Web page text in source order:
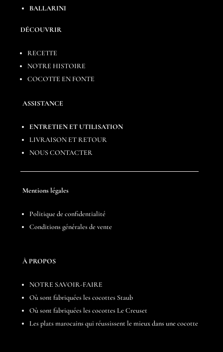
BALLARINI
DÉCOUVRIR
RECETTE
NOTRE HISTOIRE
COCOTTE EN FONTE
ASSISTANCE
ENTRETIEN ET UTILISATION
LIVRAISON ET RETOUR
NOUS CONTACTER
Mentions légales
Politique de confidentialité
Conditions générales de vente
À PROPOS
NOTRE SAVOIR-FAIRE
Où sont fabriquées les cocottes Staub
Où sont fabriquées les cocottes Le Creuset
Les plats marocains qui réussissent le mieux dans une cocotte